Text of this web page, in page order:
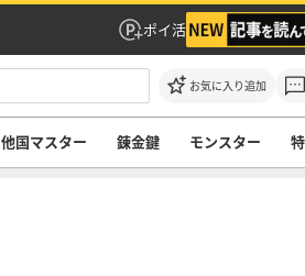
ポイ活
お気に入り追加
他国マスター 錬金鍵 モンスター